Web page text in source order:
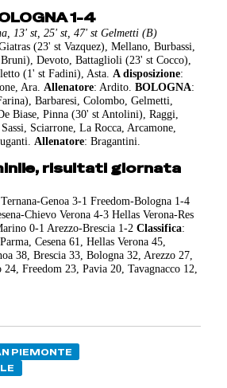
1-4
13' st, 25' st, 47' st Gelmetti (B)
(23' st Vazquez), Mellano, Burbassi,
Devoto, Battaglioli (23' st Cocco),
(1' st Fadini), Asta.A disposizione:
Ara.Allenatore: Ardito.BOLOGNA:
Barbaresi, Colombo, Gelmetti,
Biase, Pinna (30' st Antolini), Raggi,
Sciarrone, La Rocca, Arcamone,
Allenatore: Bragantini.
risultati giornata
Genoa 3-1 Freedom-Bologna 1-4
Chievo Verona 4-3 Hellas Verona-Res
0-1 Arezzo-Brescia 1-2Classifica:
Cesena 61, Hellas Verona 45,
38, Brescia 33, Bologna 32, Arezzo 27,
Freedom 23, Pavia 20, Tavagnacco 12,
PIEMONTE